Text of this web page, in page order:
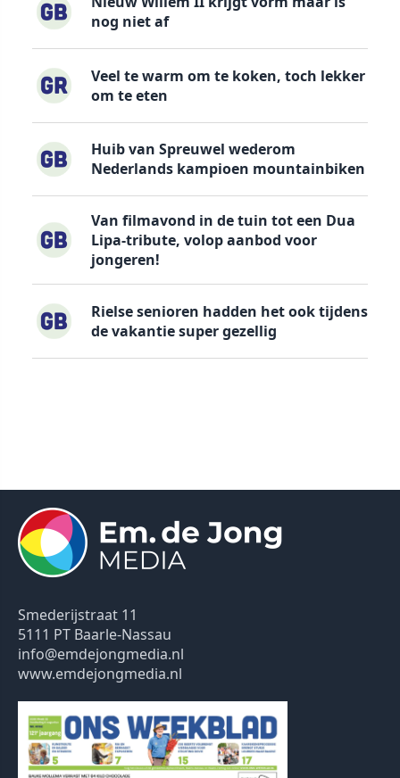
nog niet af
Veel te warm om te koken, toch lekker
om te eten
Huib van Spreuwel wederom
Nederlands kampioen mountainbiken
Van filmavond in de tuin tot een Dua
Lipa-tribute, volop aanbod voor
jongeren!
Rielse senioren hadden het ook tijdens
de vakantie super gezellig
Smederijstraat 11
5111 PT Baarle-Nassau
info@emdejongmedia.nl
www.emdejongmedia.nl